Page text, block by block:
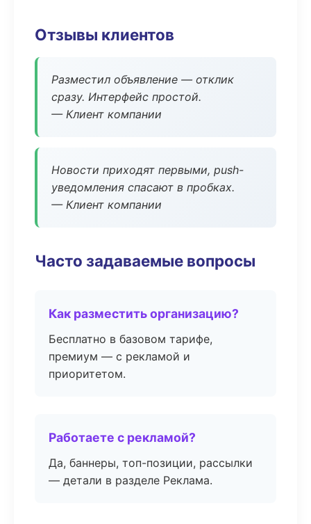
Отзывы клиентов
Разместил объявление — отклик
сразу. Интерфейс простой.
— Клиент компании
Новости приходят первыми, push-
уведомления спасают в пробках.
— Клиент компании
Часто задаваемые вопросы
Как разместить организацию?
Бесплатно в базовом тарифе,
премиум — с рекламой и
приоритетом.
Работаете с рекламой?
Да, баннеры, топ-позиции, рассылки
— детали в разделе Реклама.